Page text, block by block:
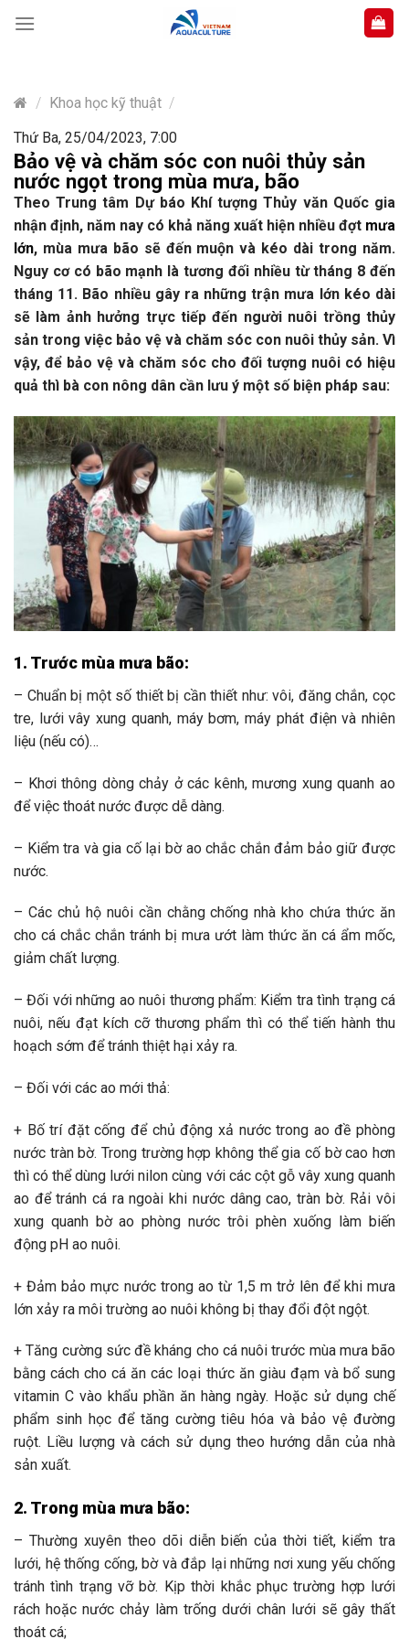
content
/ Khoa học kỹ thuật /
Thứ Ba, 25/04/2023, 7:00
Bảo vệ và chăm sóc con nuôi thủy sản
nước ngọt trong mùa mưa, bão
Theo Trung tâm Dự báo Khí tượng Thủy văn Quốc gia
nhận định, năm nay có khả năng xuất hiện nhiều đợt mưa
lớn, mùa mưa bão sẽ đến muộn và kéo dài trong năm.
Nguy cơ có bão mạnh là tương đối nhiều từ tháng 8 đến
tháng 11. Bão nhiều gây ra những trận mưa lớn kéo dài
sẽ làm ảnh hưởng trực tiếp đến người nuôi trồng thủy
sản trong việc bảo vệ và chăm sóc con nuôi thủy sản. Vì
vậy, để bảo vệ và chăm sóc cho đối tượng nuôi có hiệu
quả thì bà con nông dân cần lưu ý một số biện pháp sau:
1. Trước mùa mưa bão:
– Chuẩn bị một số thiết bị cần thiết như: vôi, đăng chắn, cọc
tre, lưới vây xung quanh, máy bơm, máy phát điện và nhiên
liệu (nếu có)…
– Khơi thông dòng chảy ở các kênh, mương xung quanh ao
để việc thoát nước được dễ dàng.
– Kiểm tra và gia cố lại bờ ao chắc chắn đảm bảo giữ được
nước.
– Các chủ hộ nuôi cần chằng chống nhà kho chứa thức ăn
cho cá chắc chắn tránh bị mưa ướt làm thức ăn cá ẩm mốc,
giảm chất lượng.
– Đối với những ao nuôi thương phẩm: Kiểm tra tình trạng cá
nuôi, nếu đạt kích cỡ thương phẩm thì có thể tiến hành thu
hoạch sớm để tránh thiệt hại xảy ra.
– Đối với các ao mới thả:
+ Bố trí đặt cống để chủ động xả nước trong ao đề phòng
nước tràn bờ. Trong trường hợp không thể gia cố bờ cao hơn
thì có thể dùng lưới nilon cùng với các cột gỗ vây xung quanh
ao để tránh cá ra ngoài khi nước dâng cao, tràn bờ. Rải vôi
xung quanh bờ ao phòng nước trôi phèn xuống làm biến
động pH ao nuôi.
+ Đảm bảo mực nước trong ao từ 1,5 m trở lên để khi mưa
lớn xảy ra môi trường ao nuôi không bị thay đổi đột ngột.
+ Tăng cường sức đề kháng cho cá nuôi trước mùa mưa bão
bằng cách cho cá ăn các loại thức ăn giàu đạm và bổ sung
vitamin C vào khẩu phần ăn hàng ngày. Hoặc sử dụng chế
phẩm sinh học để tăng cường tiêu hóa và bảo vệ đường
ruột. Liều lượng và cách sử dụng theo hướng dẫn của nhà
sản xuất.
2. Trong mùa mưa bão:
– Thường xuyên theo dõi diễn biến của thời tiết, kiểm tra
lưới, hệ thống cống, bờ và đắp lại những nơi xung yếu chống
tránh tình trạng vỡ bờ. Kịp thời khắc phục trường hợp lưới
rách hoặc nước chảy làm trống dưới chân lưới sẽ gây thất
thoát cá;